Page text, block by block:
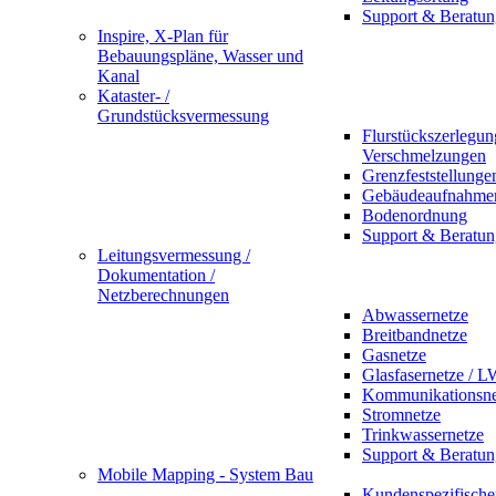
Support &
Inspire, X-Plan für
Bebauungspläne, Wasser und
Kanal
Kataster- /
Grundstücksvermessung
Verschmelzungen
Bodenordnung
Support &
Leitungsvermessung /
Dokumentation /
Netzberechnungen
Abwassernetze
Breitbandnetze
Gasnetze
Glasfasernetze /
Stromnetze
Trinkwassernetze
Support &
Mobile Mapping - System Bau